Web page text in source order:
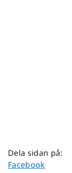
Dela sidan på:
Dela sidan på
Facebook